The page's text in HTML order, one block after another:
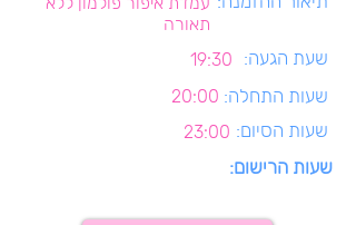
תאורה
19:30 שעת הגעה:
20:00 שעות התחלה:
23:00 שעות הסיום:
שעות הרישום: